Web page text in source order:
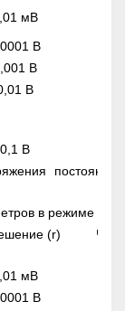
мВ
В
В
В
0,1 В
в режиме
(r)
мВ
В